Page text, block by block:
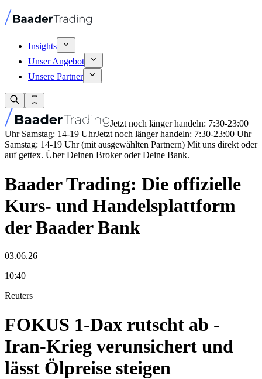
Insights
Unser Angebot
Unsere Partner
Jetzt noch länger handeln: 7:30-23:00
Uhr Samstag: 14-19 UhrJetzt noch länger handeln: 7:30-23:00 Uhr
Samstag: 14-19 Uhr (mit ausgewählten Partnern) Mit uns direkt oder
auf gettex. Über Deinen Broker oder Deine Bank.
Baader Trading: Die offizielle
Kurs- und Handelsplattform
der Baader Bank
03.06.26
10:40
Reuters
FOKUS 1-Dax rutscht ab -
Iran-Krieg verunsichert und
lässt Ölpreise steigen